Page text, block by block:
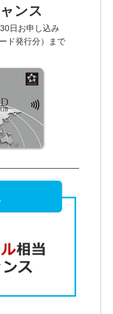
ンス
日お申し込み
ド発行分）まで